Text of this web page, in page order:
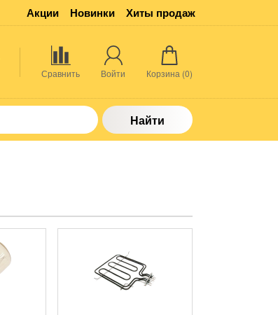
Акции Новинки Хиты продаж
Сравнить Войти Корзина (0)
Найти